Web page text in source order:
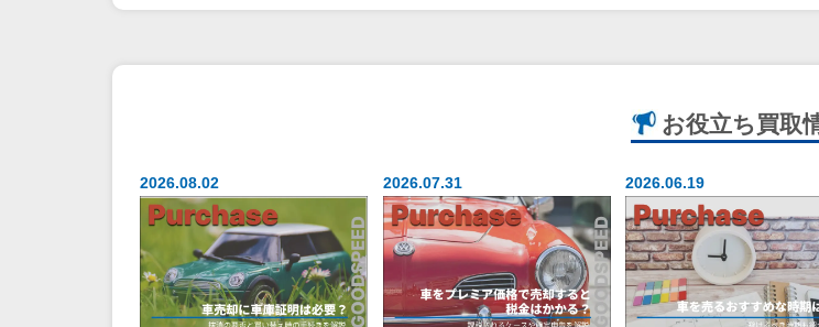
お役立ち 買取
2026.08.02 2026.07.31 2026.06.19